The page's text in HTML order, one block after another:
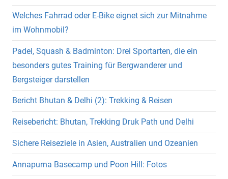
Welches Fahrrad oder E-Bike eignet sich zur Mitnahme
im Wohnmobil?
Padel, Squash & Badminton: Drei Sportarten, die ein
besonders gutes Training für Bergwanderer und
Bergsteiger darstellen
Bericht Bhutan & Delhi (2): Trekking & Reisen
Reisebericht: Bhutan, Trekking Druk Path und Delhi
Sichere Reiseziele in Asien, Australien und Ozeanien
Annapurna Basecamp und Poon Hill: Fotos